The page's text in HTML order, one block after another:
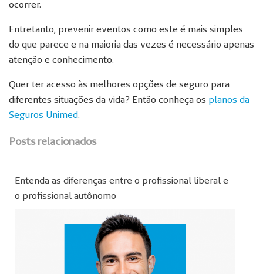
ocorrer.
Entretanto, prevenir eventos como este é mais simples
do que parece e na maioria das vezes é necessário apenas
atenção e conhecimento.
Quer ter acesso às melhores opções de seguro para
diferentes situações da vida? Então conheça os planos da
Seguros Unimed.
Posts relacionados
Entenda as diferenças entre o profissional liberal e
o profissional autônomo